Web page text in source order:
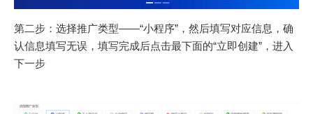
第二步：选择推广类型——“小程序”，然后填写对应信息，确
认信息填写无误，填写完成后点击最下面的“立即创建”，进入
下一步